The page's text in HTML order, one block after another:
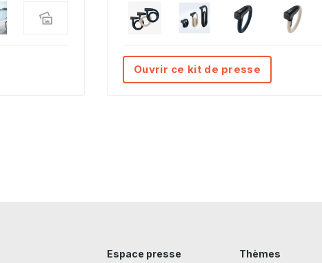
Ouvrir ce kit de presse
Espace presse Thèmes